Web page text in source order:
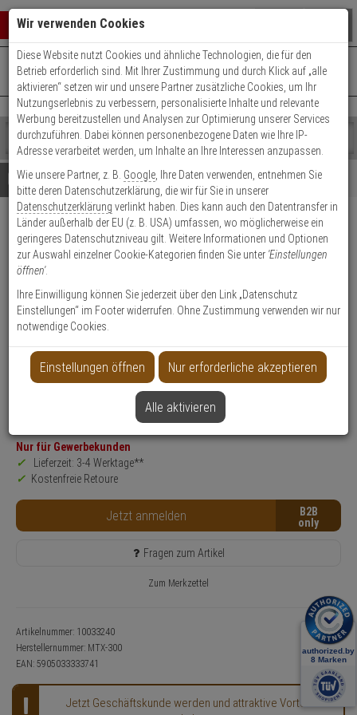
Warenkorb schließen
0 ARTIKEL IM WARENKORB
Ihr Warenkorb ist momentan leer.
Ergebnisse ()
Fertig
Shop
durchsuchen
Bitte
geben
Sie
mindestens
Zeichen
ein,
um
Suche
Es
wurde
noch
Kategorien
Suche
gestartet
+49 (0)821 899 493-0Mo. - Do.: 8:00 - 16:30 | Fr.: 8:00 - 14:00 Uhr
Kontaktservice nutzen
Details Beratung
Satel MTX-300
Funkbasismodul 433 MHz
Produktmerkmale
Datenblatt drucken
Produktinformationen
Funkmodul, Zubehörartikel
Nur für Gewerbekunden
Lieferzeit: 3-4 Werktage**
Kostenfreie Retoure
Jetzt anmelden B2B
Fragen zum Artikel
Zum Merkzettel
Artikelnummer: 10033240
Herstellernummer: MTX-300
EAN: 5905033333741
Jetzt Geschäftskunde werden und attraktive Vorteile
Wir verwenden Cookies
Diese Website nutzt Cookies und ähnliche Technologien, die für den
Betrieb erforderlich sind. Mit Ihrer Zustimmung und durch Klick auf „alle
aktivieren“ setzen wir und unsere Partner zusätzliche Cookies, um Ihr
Nutzungserlebnis zu verbessern, personalisierte Inhalte und relevante
Werbung bereitzustellen und Analysen zur Optimierung unserer Services
durchzuführen. Dabei können personenbezogene Daten wie Ihre IP-
Adresse verarbeitet werden, um Inhalte an Ihre Interessen anzupassen.
Wie unsere Partner, z. B. Google , Ihre Daten verwenden, entnehmen Sie
bitte deren Datenschutzerklärung, die wir für Sie in unserer
Datenschutzerklärung verlinkt haben. Dies kann auch den Datentransfer in
Länder außerhalb der EU (z. B. USA) umfassen, wo möglicherweise ein
geringeres Datenschutzniveau gilt. Weitere Informationen und Optionen
zur Auswahl einzelner Cookie-Kategorien finden Sie unter 'Einstellungen
öffnen'.
Ihre Einwilligung können Sie jederzeit über den Link „Datenschutz
Einstellungen“ im Footer widerrufen. Ohne Zustimmung verwenden wir nur
notwendige Cookies.
Einstellungen öffnen Nur erforderliche akzeptieren
Alle aktivieren